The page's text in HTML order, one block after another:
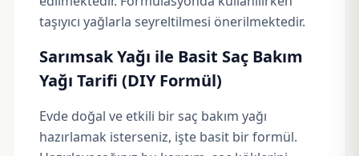
taşıyıcı yağlarla seyreltilmesi önerilmektedir.
Sarımsak Yağı ile Basit Saç Bakım
Yağı Tarifi (DIY Formül)
Evde doğal ve etkili bir saç bakım yağı
hazırlamak isterseniz, işte basit bir formül.